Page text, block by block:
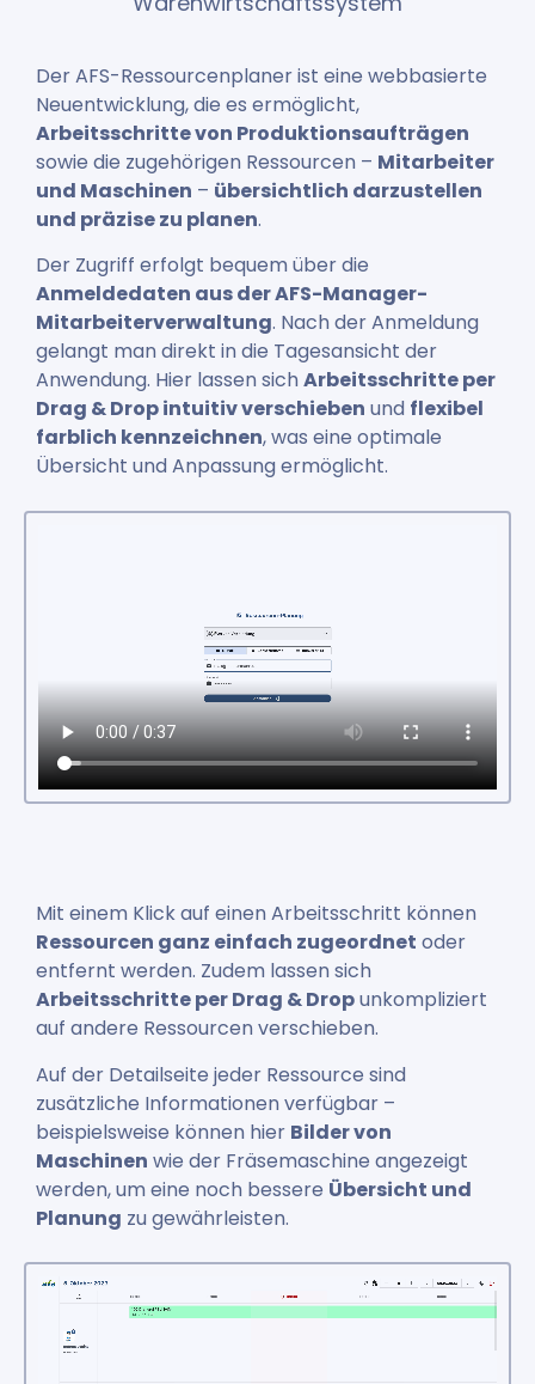
Der AFS-Ressourcenplaner ist eine webbasierte
Neuentwicklung, die es ermöglicht,
Arbeitsschritte von Produktionsaufträgen
sowie die zugehörigen Ressourcen – Mitarbeiter
und Maschinen – übersichtlich darzustellen
und präzise zu planen.
Der Zugriff erfolgt bequem über die
Anmeldedaten aus der AFS-Manager-
Mitarbeiterverwaltung. Nach der Anmeldung
gelangt man direkt in die Tagesansicht der
Anwendung. Hier lassen sichArbeitsschritte per
Drag & Drop intuitiv verschieben und flexibel
farblich kennzeichnen, was eine optimale
Übersicht und Anpassung ermöglicht.
Mit einem Klick auf einen Arbeitsschritt können
Ressourcen ganz einfach zugeordnet oder
entfernt werden. Zudem lassen sich
Arbeitsschritte per Drag & Dropunkompliziert
auf andere Ressourcen verschieben.
Auf der Detailseite jeder Ressource sind
zusätzliche Informationen verfügbar –
beispielsweise können hier Bilder von
Maschinen wie der Fräsemaschine angezeigt
werden, um eine noch bessere Übersicht und
Planung zu gewährleisten.